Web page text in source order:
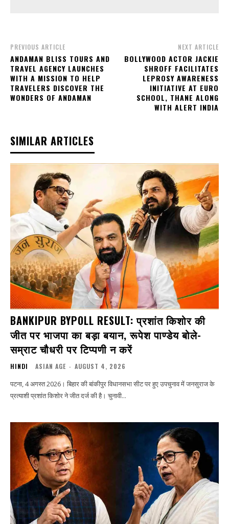
PREVIOUS ARTICLE
ANDAMAN BLISS TOURS AND
TRAVEL AGENCY LAUNCHES
WITH A MISSION TO HELP
TRAVELERS DISCOVER THE
WONDERS OF ANDAMAN
NEXT ARTICLE
BOLLYWOOD ACTOR JACKIE
SHROFF FACILITATES
LEPROSY AWARENESS
INITIATIVE AT EURO
SCHOOL, THANE ALONG
WITH ALERT INDIA
SIMILAR ARTICLES
BANKIPUR BYPOLL RESULT: प्रशांत किशोर की
जीत पर भाजपा का बड़ा बयान, रूपेश पाण्डेय बोले-
सम्राट चौधरी पर टिप्पणी न करें
HINDI ASIAN AGE - AUGUST 4, 2026
पटना, 4 अगस्त 2026। बिहार की बांकीपुर विधानसभा सीट पर हुए उपचुनाव में जनसुराज के
प्रत्याशी प्रशांत किशोर ने जीत दर्ज की है। चुनावी...